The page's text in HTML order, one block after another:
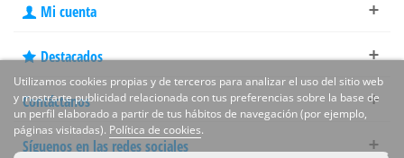
Mi cuenta
Destacados
Contáctanos
Síguenos en las redes sociales
Utilizamos cookies propias y de terceros para analizar el uso del sitio web
y mostrarte publicidad relacionada con tus preferencias sobre la base de
un perfil elaborado a partir de tus hábitos de navegación (por ejemplo,
páginas visitadas). Política de cookies.